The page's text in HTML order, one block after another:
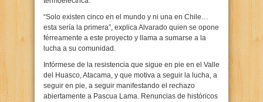
“Solo existen cinco en el mundo y ni una en Chile…
esta sería la primera”, explica Alvarado quien se opone
férreamente a este proyecto y llama a sumarse a la
lucha a su comunidad.
Infórmese de la resistencia que sigue en pie en el Valle
del Huasco, Atacama, y que motiva a seguir la lucha, a
seguir en pie, a seguir manifestando el rechazo
abiertamente a Pascua Lama. Renuncias de históricos